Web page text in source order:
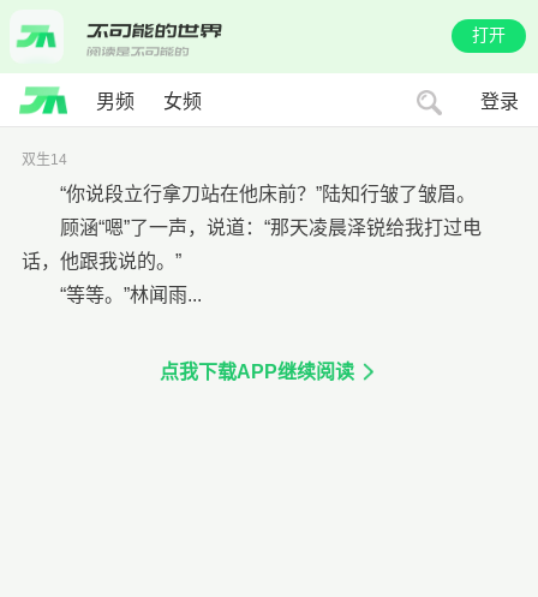
打开
男频 女频 登录
双生14
“你说段立行拿刀站在他床前？”陆知行皱了皱眉。
顾涵“嗯”了一声，说道：“那天凌晨泽锐给我打过电
话，他跟我说的。”
“等等。”林闻雨...
点我下载APP继续阅读